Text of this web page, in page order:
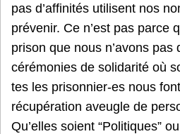
pas d’affinités utilisent nos
prévenir. Ce n’est pas parce
prison que nous n’avons pas
cérémonies de solidarité où
tes les prisonnier-es nous
récupération aveugle de
Qu’elles soient “Politiques”